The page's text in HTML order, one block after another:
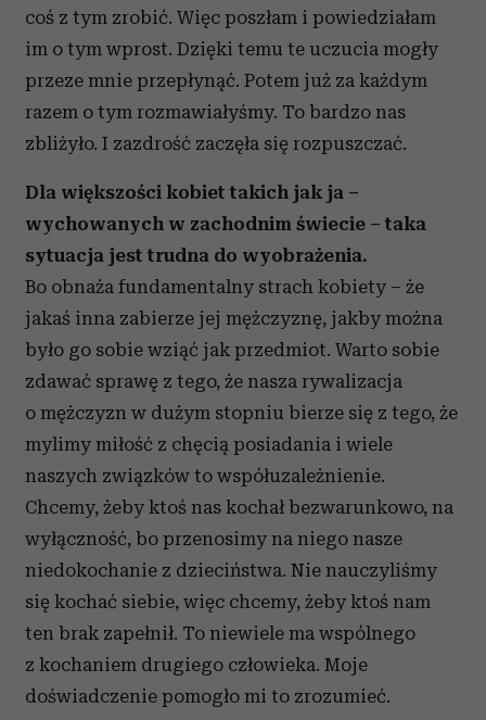
Partnerzy mogą połączyć te informacje z innymi danymi
otrzymanymi od Ciebie lub uzyskanymi podczas
korzystania z ich usług.
coś z tym zrobić. Więc poszłam i powiedziałam
im o tym wprost. Dzięki temu te uczucia mogły
przeze mnie przepłynąć. Potem już za każdym
razem o tym rozmawiałyśmy. To bardzo nas
zbliżyło. I zazdrość zaczęła się rozpuszczać.
Dla większości kobiet takich jak ja –
wychowanych w zachodnim świecie – taka
sytuacja jest trudna do wyobrażenia.
Bo obnaża fundamentalny strach kobiety – że
jakaś inna zabierze jej mężczyznę, jakby można
było go sobie wziąć jak przedmiot. Warto sobie
zdawać sprawę z tego, że nasza rywalizacja
o mężczyzn w dużym stopniu bierze się z tego, że
mylimy miłość z chęcią posiadania i wiele
naszych związków to współuzależnienie.
Chcemy, żeby ktoś nas kochał bezwarunkowo, na
wyłączność, bo przenosimy na niego nasze
niedokochanie z dzieciństwa. Nie nauczyliśmy
się kochać siebie, więc chcemy, żeby ktoś nam
ten brak zapełnił. To niewiele ma wspólnego
z kochaniem drugiego człowieka. Moje
doświadczenie pomogło mi to zrozumieć.